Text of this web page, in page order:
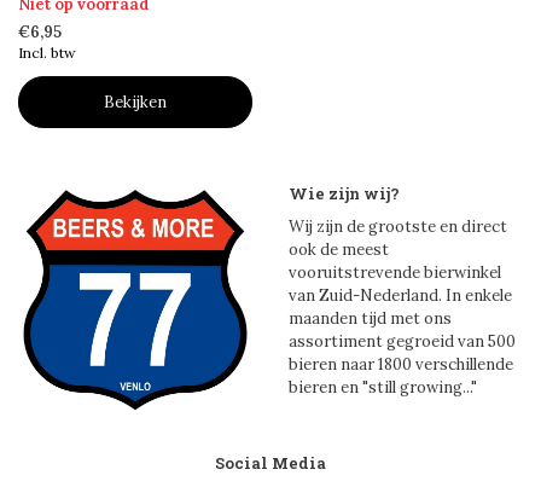
Niet op voorraad
€6,95
Incl. btw
Bekijken
Wie zijn wij?
Wij zijn de grootste en direct
ook de meest
vooruitstrevende bierwinkel
van Zuid-Nederland. In enkele
maanden tijd met ons
assortiment gegroeid van 500
bieren naar 1800 verschillende
bieren en "still growing..."
Social Media